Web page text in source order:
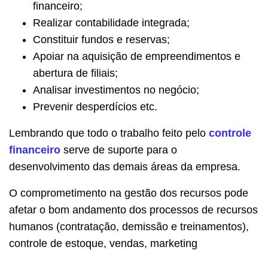
financeiro;
Realizar contabilidade integrada;
Constituir fundos e reservas;
Apoiar na aquisição de empreendimentos e
abertura de filiais;
Analisar investimentos no negócio;
Prevenir desperdícios etc.
Lembrando que todo o trabalho feito pelo controle
financeiro serve de suporte para o
desenvolvimento das demais áreas da empresa.
O comprometimento na gestão dos recursos pode
afetar o bom andamento dos processos de recursos
humanos (contratação, demissão e treinamentos),
controle de estoque, vendas, marketing